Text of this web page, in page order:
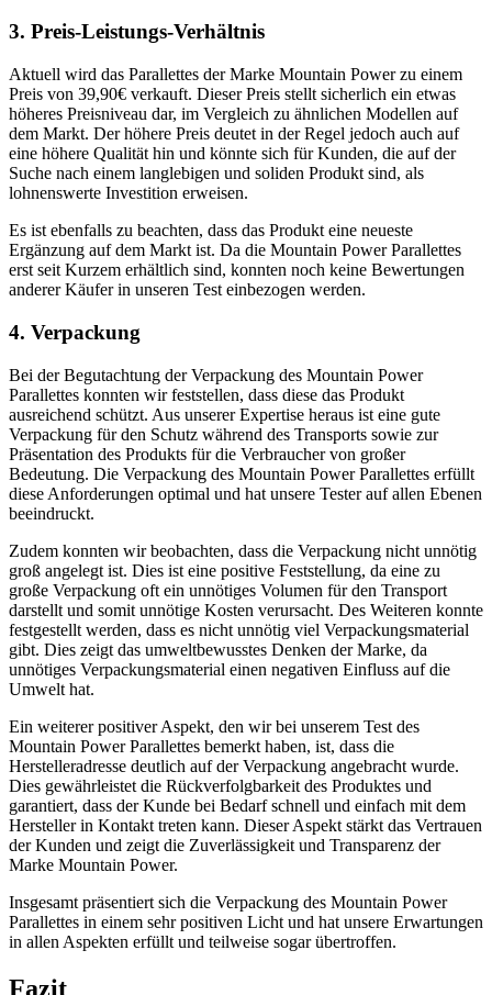
3. Preis-Leistungs-Verhältnis
Aktuell wird das Parallettes der Marke Mountain Power zu einem
Preis von 39,90€ verkauft. Dieser Preis stellt sicherlich ein etwas
höheres Preisniveau dar, im Vergleich zu ähnlichen Modellen auf
dem Markt. Der höhere Preis deutet in der Regel jedoch auch auf
eine höhere Qualität hin und könnte sich für Kunden, die auf der
Suche nach einem langlebigen und soliden Produkt sind, als
lohnenswerte Investition erweisen.
Es ist ebenfalls zu beachten, dass das Produkt eine neueste
Ergänzung auf dem Markt ist. Da die Mountain Power Parallettes
erst seit Kurzem erhältlich sind, konnten noch keine Bewertungen
anderer Käufer in unseren Test einbezogen werden.
4. Verpackung
Bei der Begutachtung der Verpackung des Mountain Power
Parallettes konnten wir feststellen, dass diese das Produkt
ausreichend schützt. Aus unserer Expertise heraus ist eine gute
Verpackung für den Schutz während des Transports sowie zur
Präsentation des Produkts für die Verbraucher von großer
Bedeutung. Die Verpackung des Mountain Power Parallettes erfüllt
diese Anforderungen optimal und hat unsere Tester auf allen Ebenen
beeindruckt.
Zudem konnten wir beobachten, dass die Verpackung nicht unnötig
groß angelegt ist. Dies ist eine positive Feststellung, da eine zu
große Verpackung oft ein unnötiges Volumen für den Transport
darstellt und somit unnötige Kosten verursacht. Des Weiteren konnte
festgestellt werden, dass es nicht unnötig viel Verpackungsmaterial
gibt. Dies zeigt das umweltbewusstes Denken der Marke, da
unnötiges Verpackungsmaterial einen negativen Einfluss auf die
Umwelt hat.
Ein weiterer positiver Aspekt, den wir bei unserem Test des
Mountain Power Parallettes bemerkt haben, ist, dass die
Herstelleradresse deutlich auf der Verpackung angebracht wurde.
Dies gewährleistet die Rückverfolgbarkeit des Produktes und
garantiert, dass der Kunde bei Bedarf schnell und einfach mit dem
Hersteller in Kontakt treten kann. Dieser Aspekt stärkt das Vertrauen
der Kunden und zeigt die Zuverlässigkeit und Transparenz der
Marke Mountain Power.
Insgesamt präsentiert sich die Verpackung des Mountain Power
Parallettes in einem sehr positiven Licht und hat unsere Erwartungen
in allen Aspekten erfüllt und teilweise sogar übertroffen.
Fazit